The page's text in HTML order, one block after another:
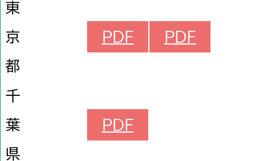
東
京
都
PDF PDF
千
葉
県
PDF